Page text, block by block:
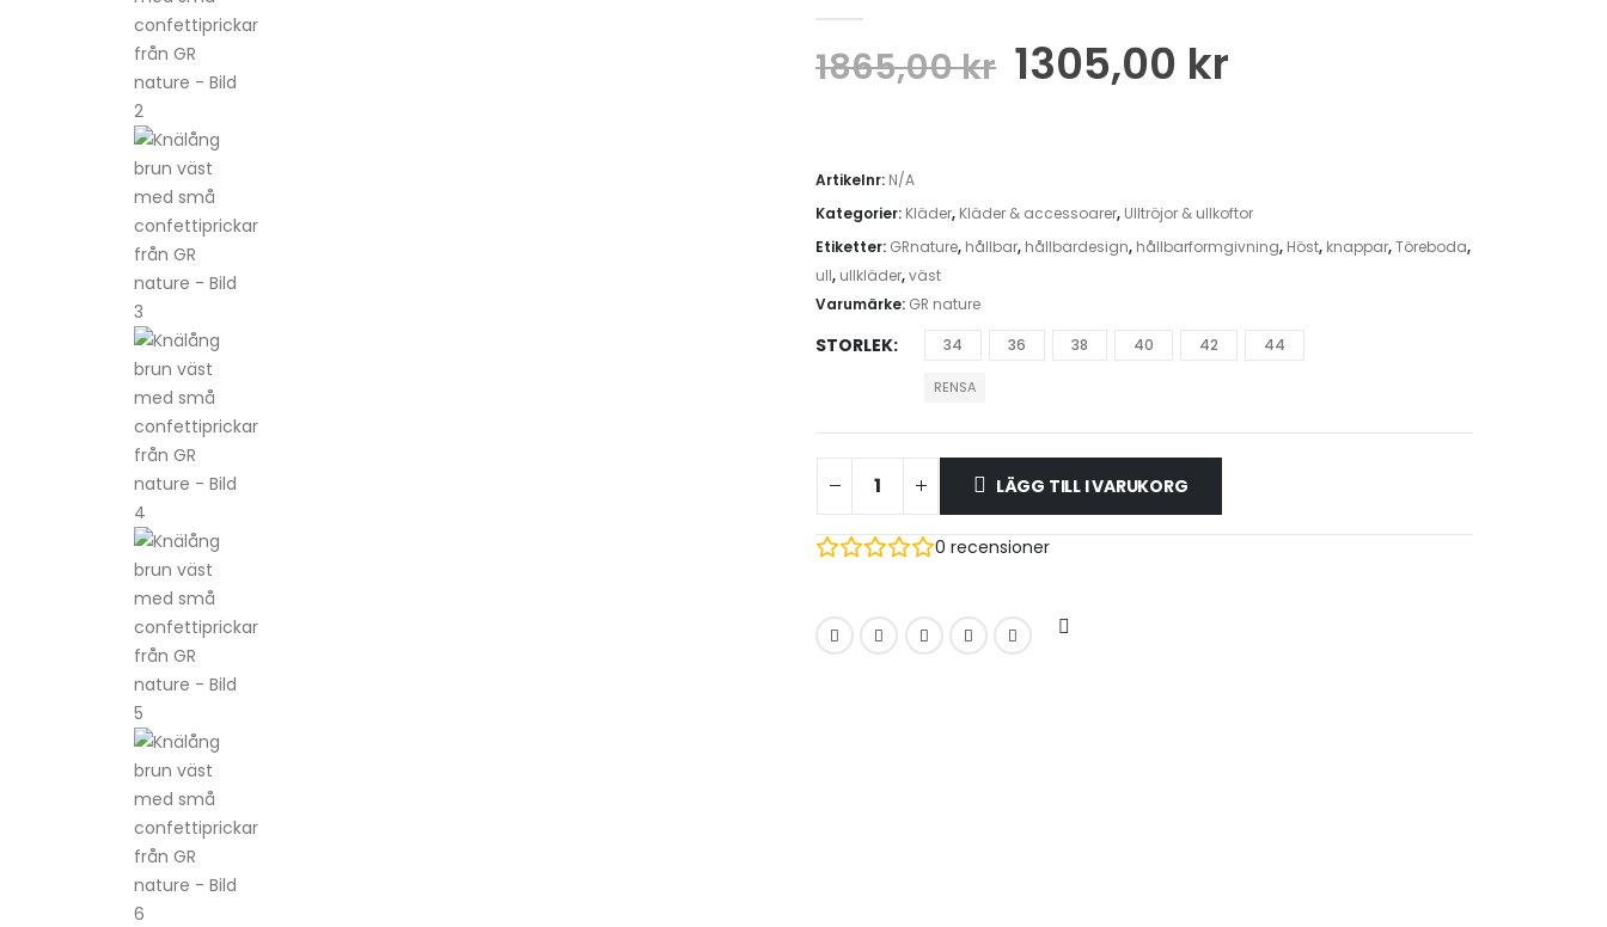
1865,00kr 1305,00 kr
Artikelnr: N/A
Kategorier: Kläder, Kläder & accessoarer, Ulltröjor & ullkoftor
Etiketter: GRnature, hållbar, hållbardesign, hållbarformgivning, Höst, knappar,Töreboda,
ull, ullkläder,väst
Varumärke: GR nature
STORLEK 34 36 38 40 42 44
RENSA
LÄGG TILL I VARUKORG
0 recensioner